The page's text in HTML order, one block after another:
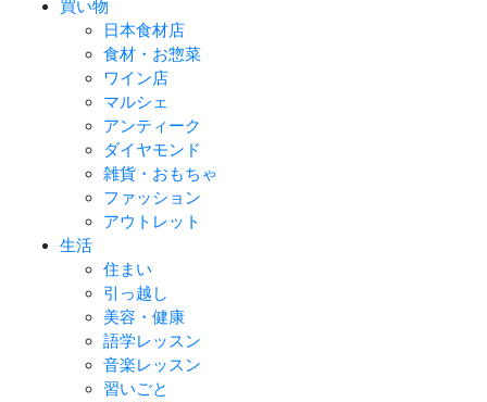
買い物
日本食材店
食材・お惣菜
ワイン店
マルシェ
アンティーク
ダイヤモンド
雑貨・おもちゃ
ファッション
アウトレット
生活
住まい
引っ越し
美容・健康
語学レッスン
音楽レッスン
習いごと